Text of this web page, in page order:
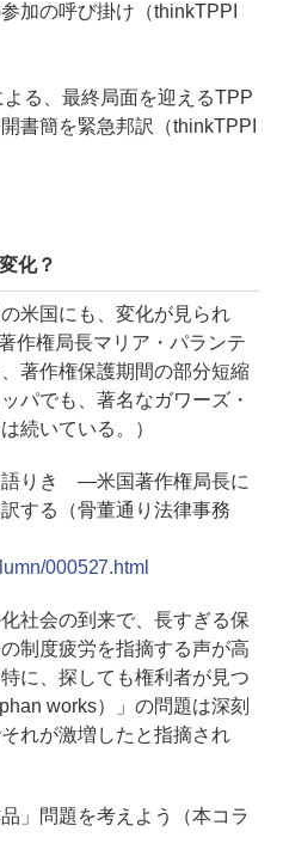
加の呼び掛け（thinkTPPI
る、最終局面を迎えるTPP
書簡を緊急邦訳（thinkTPPI
化？
米国にも、変化が見られ
作権局長マリア・パランテ
著作権保護期間の部分短縮
パでも、著名なガワーズ・
続いている。）
りき ―米国著作権局長に
する（骨董通り法律事務
000527.html
社会の到来で、長すぎる保
制度疲労を指摘する声が高
に、探しても権利者が見つ
works）」の問題は深刻
れが激増したと指摘され
」問題を考えよう（本コラ